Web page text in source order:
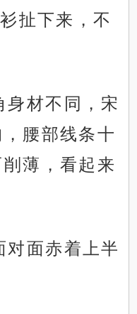
扯下来，不
身材不同，宋
腰部线条十
薄，看起来
对面赤着上半